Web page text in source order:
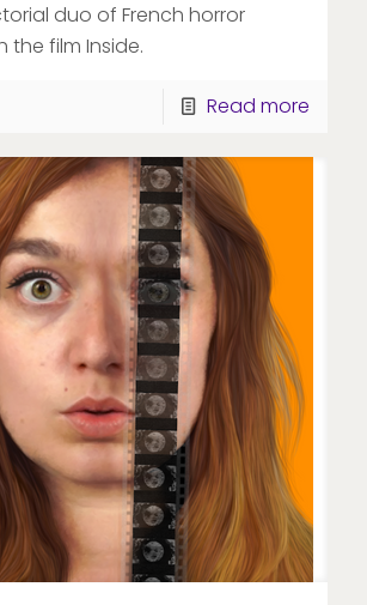
duo of French horror
the film Inside.
Read more